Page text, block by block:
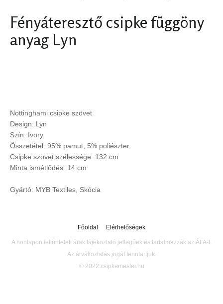
Fényáteresztő csipke függöny
anyag Lyn
Nottinghami csipke szövet
Design: Lyn
Szín: Ivory
Összetétel: 95% pamut, 5% poliészter
Csipke szövet szélessége: 132 cm
Minta ismétlődés: 14 cm
Gyártó: MYB Textiles, Skócia
Főoldal Elérhetőségek
A honlapon feltüntetett árak tájékoztató jellegűek és tartalmazzák az ÁFA-t.
Az árváltoztatás jogát fenntartjuk.
© 2022 csipkemester.hu